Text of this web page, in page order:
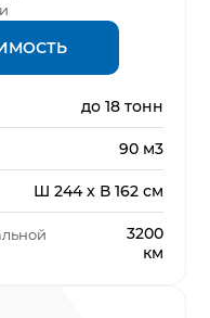
до 18 тонн
90 м3
Ш 244 x В 162 см
3200
км